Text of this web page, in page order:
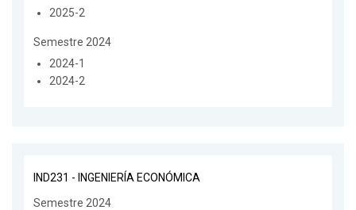
2025-2
Semestre 2024
2024-1
2024-2
IND231 - INGENIERÍA ECONÓMICA
Semestre 2024